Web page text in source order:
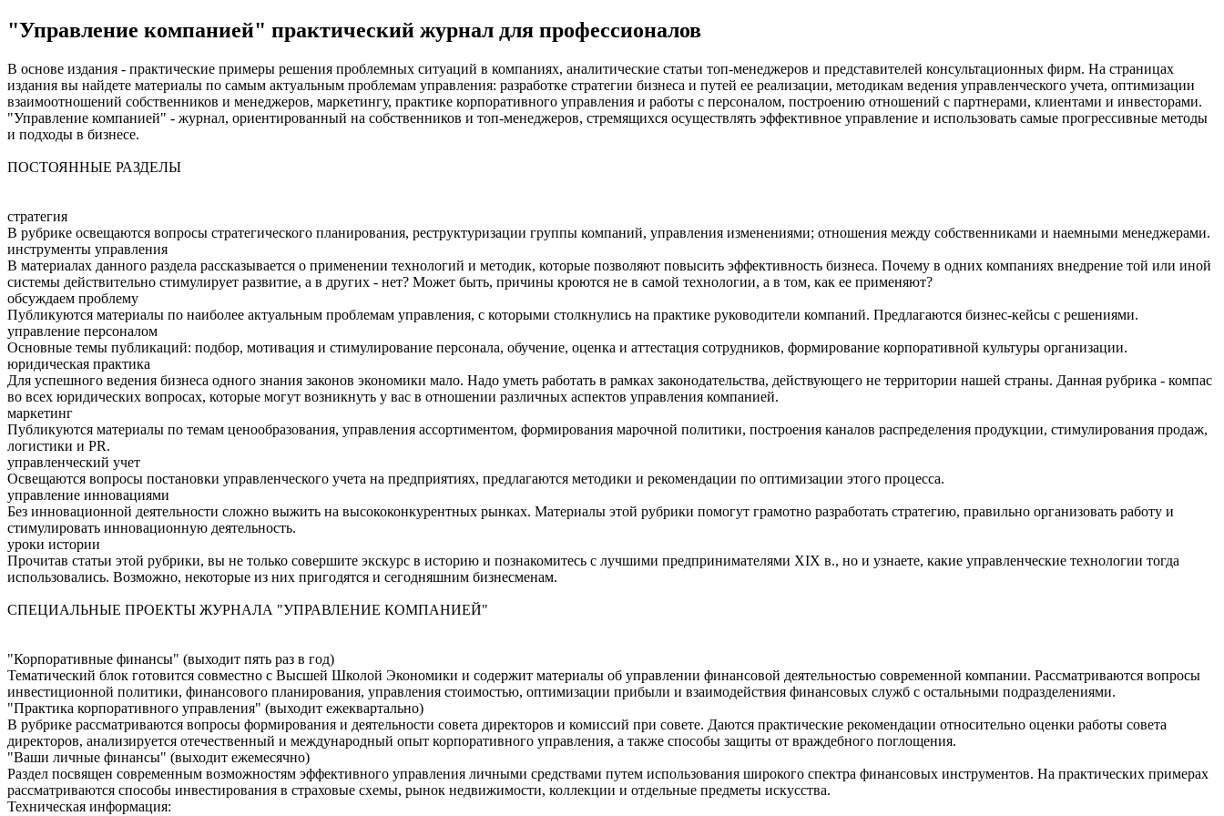
"Управление компанией" практический журнал для профессионалов
В основе издания - практические примеры решения проблемных ситуаций в компаниях, аналитические статьи топ-менеджеров и представителей консультационных фирм. На страницах
издания вы найдете материалы по самым актуальным проблемам управления: разработке стратегии бизнеса и путей ее реализации, методикам ведения управленческого учета, оптимизации
взаимоотношений собственников и менеджеров, маркетингу, практике корпоративного управления и работы с персоналом, построению отношений с партнерами, клиентами и инвесторами.
"Управление компанией" - журнал, ориентированный на собственников и топ-менеджеров, стремящихся осуществлять эффективное управление и использовать самые прогрессивные методы
и подходы в бизнесе.
ПОСТОЯННЫЕ РАЗДЕЛЫ
стратегия
В рубрике освещаются вопросы стратегического планирования, реструктуризации группы компаний, управления изменениями; отношения между собственниками и наемными менеджерами.
инструменты управления
В материалах данного раздела рассказывается о применении технологий и методик, которые позволяют повысить эффективность бизнеса. Почему в одних компаниях внедрение той или иной
системы действительно стимулирует развитие, а в других - нет? Может быть, причины кроются не в самой технологии, а в том, как ее применяют?
обсуждаем проблему
Публикуются материалы по наиболее актуальным проблемам управления, с которыми столкнулись на практике руководители компаний. Предлагаются бизнес-кейсы с решениями.
управление персоналом
Основные темы публикаций: подбор, мотивация и стимулирование персонала, обучение, оценка и аттестация сотрудников, формирование корпоративной культуры организации.
юридическая практика
Для успешного ведения бизнеса одного знания законов экономики мало. Надо уметь работать в рамках законодательства, действующего не территории нашей страны. Данная рубрика - компас
во всех юридических вопросах, которые могут возникнуть у вас в отношении различных аспектов управления компанией.
маркетинг
Публикуются материалы по темам ценообразования, управления ассортиментом, формирования марочной политики, построения каналов распределения продукции, стимулирования продаж,
логистики и PR.
управленческий учет
Освещаются вопросы постановки управленческого учета на предприятиях, предлагаются методики и рекомендации по оптимизации этого процесса.
управление инновациями
Без инновационной деятельности сложно выжить на высококонкурентных рынках. Материалы этой рубрики помогут грамотно разработать стратегию, правильно организовать работу и
стимулировать инновационную деятельность.
уроки истории
Прочитав статьи этой рубрики, вы не только совершите экскурс в историю и познакомитесь с лучшими предпринимателями XIX в., но и узнаете, какие управленческие технологии тогда
использовались. Возможно, некоторые из них пригодятся и сегодняшним бизнесменам.
СПЕЦИАЛЬНЫЕ ПРОЕКТЫ ЖУРНАЛА "УПРАВЛЕНИЕ КОМПАНИЕЙ"
"Корпоративные финансы" (выходит пять раз в год)
Тематический блок готовится совместно с Высшей Школой Экономики и содержит материалы об управлении финансовой деятельностью современной компании. Рассматриваются вопросы
инвестиционной политики, финансового планирования, управления стоимостью, оптимизации прибыли и взаимодействия финансовых служб с остальными подразделениями.
"Практика корпоративного управления" (выходит ежеквартально)
В рубрике рассматриваются вопросы формирования и деятельности совета директоров и комиссий при совете. Даются практические рекомендации относительно оценки работы совета
директоров, анализируется отечественный и международный опыт корпоративного управления, а также способы защиты от враждебного поглощения.
"Ваши личные финансы" (выходит ежемесячно)
Раздел посвящен современным возможностям эффективного управления личными средствами путем использования широкого спектра финансовых инструментов. На практических примерах
рассматриваются способы инвестирования в страховые схемы, рынок недвижимости, коллекции и отдельные предметы искусства.
Техническая информация: